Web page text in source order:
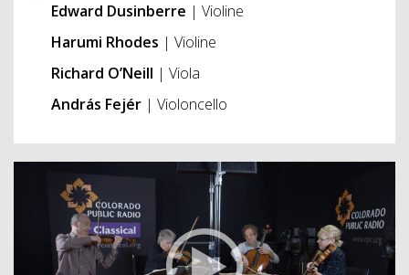
Edward Dusinberre | Violine
Harumi Rhodes | Violine
Richard O’Neill | Viola
András Fejér | Violoncello